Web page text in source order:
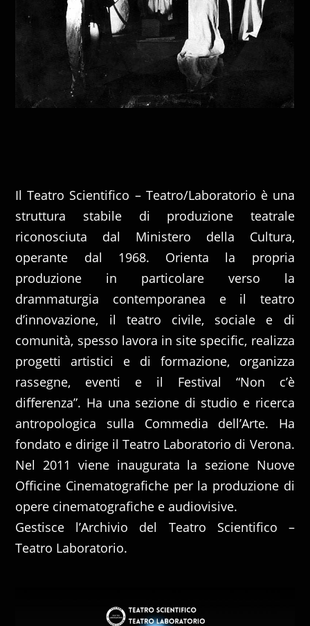
Il Teatro Scientifico – Teatro/Laboratorio è una
struttura stabile di produzione teatrale
riconosciuta dal Ministero della Cultura,
operante dal 1968. Orienta la propria
produzione in particolare verso la
drammaturgia contemporanea e il teatro
d’innovazione, il teatro civile, sociale e di
comunità, spesso lavora in site specific, realizza
progetti artistici e di formazione, organizza
rassegne, eventi e il Festival “Non c’è
differenza”. Ha una sezione di studio e ricerca
antropologica sulla Commedia dell’Arte. Ha
fondato e dirige il Teatro Laboratorio di Verona.
Nel 2011 viene inaugurata la sezione Nuove
Officine Cinematografiche per la produzione di
opere cinematografiche e audiovisive.
Gestisce l’Archivio del Teatro Scientifico –
Teatro Laboratorio.